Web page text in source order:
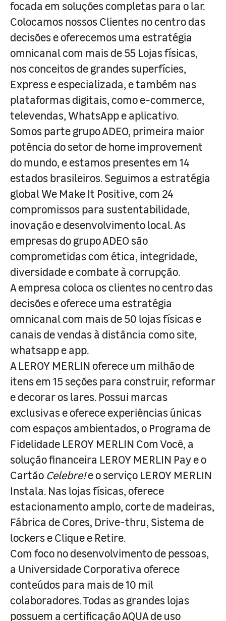
focada em soluções completas para o lar.
Colocamos nossos Clientes no centro das
decisões e oferecemos uma estratégia
omnicanal com mais de 55 Lojas físicas,
nos conceitos de grandes superfícies,
Express e especializada, e também nas
plataformas digitais, como e-commerce,
televendas, WhatsApp e aplicativo.
Somos parte grupo ADEO, primeira maior
potência do setor de home improvement
do mundo, e estamos presentes em 14
estados brasileiros. Seguimos a estratégia
global We Make It Positive, com 24
compromissos para sustentabilidade,
inovação e desenvolvimento local. As
empresas do grupo ADEO são
comprometidas com ética, integridade,
diversidade e combate à corrupção.
A empresa coloca os clientes no centro das
decisões e oferece uma estratégia
omnicanal com mais de 50 lojas físicas e
canais de vendas à distância como site,
whatsapp e app.
A LEROY MERLIN oferece um milhão de
itens em 15 seções para construir, reformar
e decorar os lares. Possui marcas
exclusivas e oferece experiências únicas
com espaços ambientados, o Programa de
Fidelidade LEROY MERLIN Com Você, a
solução financeira LEROY MERLIN Pay e o
Cartão Celebre!e o serviço LEROY MERLIN
Instala. Nas lojas físicas, oferece
estacionamento amplo, corte de madeiras,
Fábrica de Cores, Drive-thru, Sistema de
lockers e Clique e Retire.
Com foco no desenvolvimento de pessoas,
a Universidade Corporativa oferece
conteúdos para mais de 10 mil
colaboradores. Todas as grandes lojas
possuem a certificação AQUA de uso